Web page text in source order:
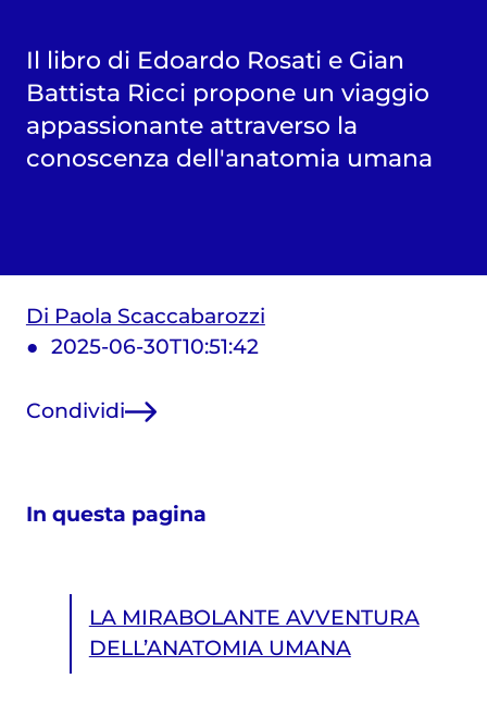
Il libro di Edoardo Rosati e Gian
Battista Ricci propone un viaggio
appassionante attraverso la
conoscenza dell'anatomia umana
Di Paola Scaccabarozzi
2025-06-30T10:51:42
Condividi
In questa pagina
LA MIRABOLANTE AVVENTURA
DELL’ANATOMIA UMANA